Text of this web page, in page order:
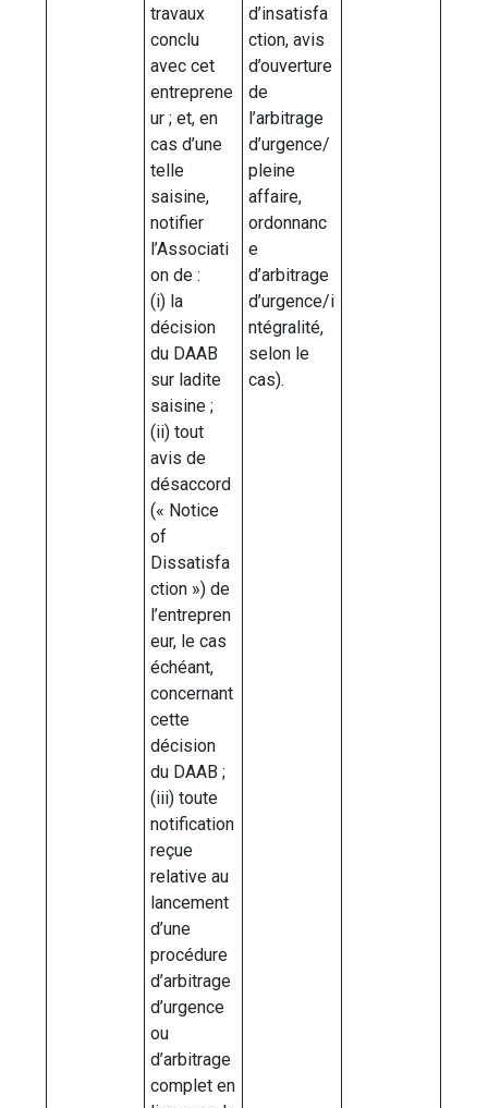
travaux
conclu
avec cet
entreprene
ur ; et, en
cas d’une
telle
saisine,
notifier
l’Associati
on de :
(i) la
décision
du DAAB
sur ladite
saisine ;
(ii) tout
avis de
désaccord
(« Notice
of
Dissatisfa
ction ») de
l’entrepren
eur, le cas
échéant,
concernant
cette
décision
du DAAB ;
(iii) toute
notification
reçue
relative au
lancement
d’une
procédure
d’arbitrage
d’urgence
ou
d’arbitrage
complet en
d’insatisfa
ction, avis
d’ouverture
de
l’arbitrage
d’urgence/
pleine
affaire,
ordonnanc
e
d’arbitrage
d’urgence/i
ntégralité,
selon le
cas).